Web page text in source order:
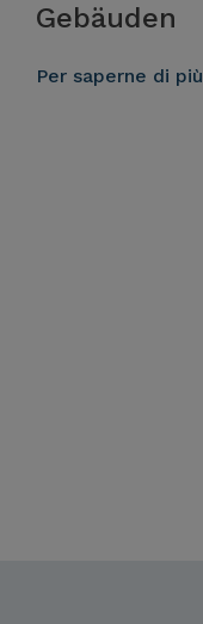
Gebäuden
Per saperne di più